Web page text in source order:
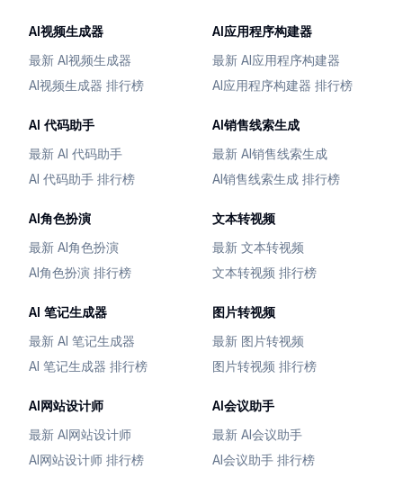
AI视频生成器
最新 AI视频生成器
AI视频生成器 排行榜
AI应用程序构建器
最新 AI应用程序构建器
AI应用程序构建器 排行榜
AI 代码助手
最新 AI 代码助手
AI 代码助手 排行榜
AI销售线索生成
最新 AI销售线索生成
AI销售线索生成 排行榜
AI角色扮演
最新 AI角色扮演
AI角色扮演 排行榜
文本转视频
最新 文本转视频
文本转视频 排行榜
AI 笔记生成器
最新 AI 笔记生成器
AI 笔记生成器 排行榜
图片转视频
最新 图片转视频
图片转视频 排行榜
AI网站设计师
最新 AI网站设计师
AI网站设计师 排行榜
AI会议助手
最新 AI会议助手
AI会议助手 排行榜